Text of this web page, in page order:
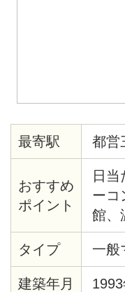
最寄駅 都営
おすすめ
ポイント
日
ーコ
館、
グヒ
タイプ
一般
建築年月